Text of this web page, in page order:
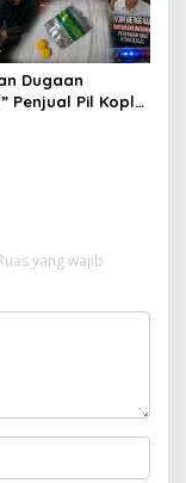
Dugaan
Penjual Pil Koplo
yang wajib